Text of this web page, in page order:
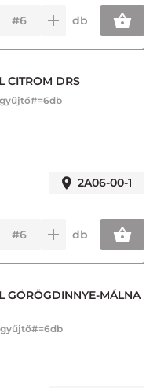
db
CITROM DRS
2A06-00-1
db
GÖRÖGDINNYE-MÁLNA